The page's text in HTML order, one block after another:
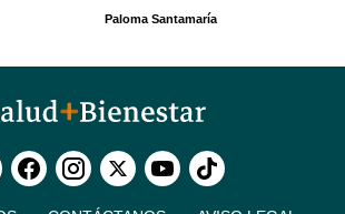
Paloma Santamaría